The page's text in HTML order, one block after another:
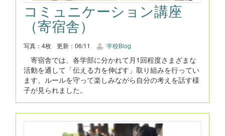
コミュニケーション講座
（寄宿舎）
写真：4枚 更新：06/11 学校Blog
寄宿舎では、各学部に分かれて月1回程度さまざまな
活動を通して「伝える力を伸ばす」取り組みを行ってい
ます。ルールを守って楽しみながら自分の考えを話す様
子が見られました。